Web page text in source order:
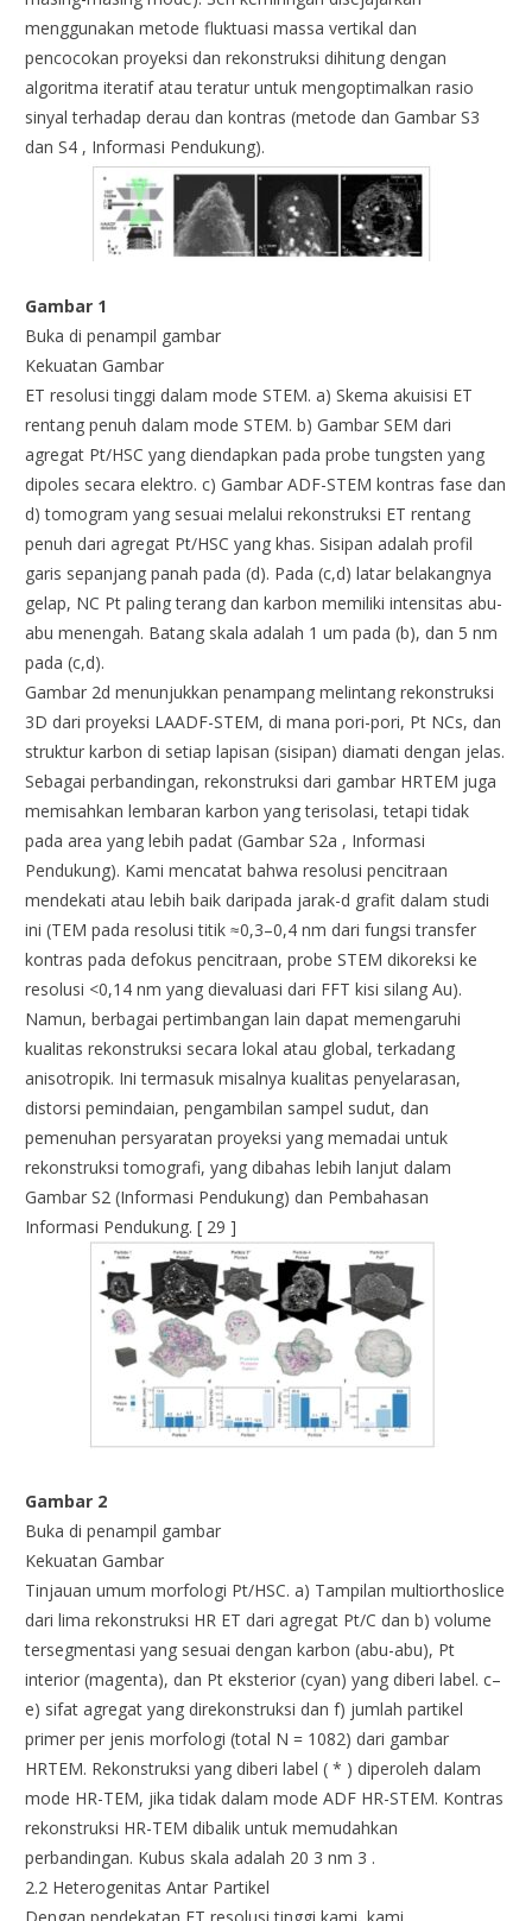
menggunakan metode fluktuasi massa vertikal dan
pencocokan proyeksi dan rekonstruksi dihitung dengan
algoritma iteratif atau teratur untuk mengoptimalkan rasio
sinyal terhadap derau dan kontras (metode dan Gambar S3
dan S4 , Informasi Pendukung).
Gambar 1
Buka di penampil gambar
Kekuatan Gambar
ET resolusi tinggi dalam mode STEM. a) Skema akuisisi ET
rentang penuh dalam mode STEM. b) Gambar SEM dari
agregat Pt/HSC yang diendapkan pada probe tungsten yang
dipoles secara elektro. c) Gambar ADF-STEM kontras fase dan
d) tomogram yang sesuai melalui rekonstruksi ET rentang
penuh dari agregat Pt/HSC yang khas. Sisipan adalah profil
garis sepanjang panah pada (d). Pada (c,d) latar belakangnya
gelap, NC Pt paling terang dan karbon memiliki intensitas abu-
abu menengah. Batang skala adalah 1 um pada (b), dan 5 nm
pada (c,d).
Gambar 2d menunjukkan penampang melintang rekonstruksi
3D dari proyeksi LAADF-STEM, di mana pori-pori, Pt NCs, dan
struktur karbon di setiap lapisan (sisipan) diamati dengan jelas.
Sebagai perbandingan, rekonstruksi dari gambar HRTEM juga
memisahkan lembaran karbon yang terisolasi, tetapi tidak
pada area yang lebih padat (Gambar S2a , Informasi
Pendukung). Kami mencatat bahwa resolusi pencitraan
mendekati atau lebih baik daripada jarak-d grafit dalam studi
ini (TEM pada resolusi titik ≈0,3–0,4 nm dari fungsi transfer
kontras pada defokus pencitraan, probe STEM dikoreksi ke
resolusi <0,14 nm yang dievaluasi dari FFT kisi silang Au).
Namun, berbagai pertimbangan lain dapat memengaruhi
kualitas rekonstruksi secara lokal atau global, terkadang
anisotropik. Ini termasuk misalnya kualitas penyelarasan,
distorsi pemindaian, pengambilan sampel sudut, dan
pemenuhan persyaratan proyeksi yang memadai untuk
rekonstruksi tomografi, yang dibahas lebih lanjut dalam
Gambar S2 (Informasi Pendukung) dan Pembahasan
Informasi Pendukung. [ 29 ]
Gambar 2
Buka di penampil gambar
Kekuatan Gambar
Tinjauan umum morfologi Pt/HSC. a) Tampilan multiorthoslice
dari lima rekonstruksi HR ET dari agregat Pt/C dan b) volume
tersegmentasi yang sesuai dengan karbon (abu-abu), Pt
interior (magenta), dan Pt eksterior (cyan) yang diberi label. c–
e) sifat agregat yang direkonstruksi dan f) jumlah partikel
primer per jenis morfologi (total N = 1082) dari gambar
HRTEM. Rekonstruksi yang diberi label ( * ) diperoleh dalam
mode HR-TEM, jika tidak dalam mode ADF HR-STEM. Kontras
rekonstruksi HR-TEM dibalik untuk memudahkan
perbandingan. Kubus skala adalah 20 3 nm 3 .
2.2 Heterogenitas Antar Partikel
Dengan pendekatan ET resolusi tinggi kami, kami